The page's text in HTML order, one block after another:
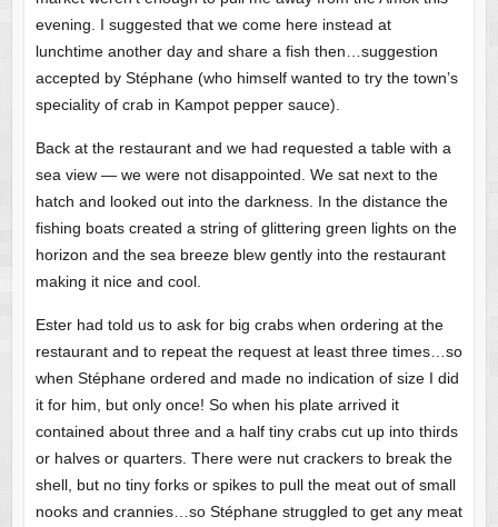
evening. I suggested that we come here instead at
lunchtime another day and share a fish then…suggestion
accepted by Stéphane (who himself wanted to try the town’s
speciality of crab in Kampot pepper sauce).
Back at the restaurant and we had requested a table with a
sea view — we were not disappointed. We sat next to the
hatch and looked out into the darkness. In the distance the
fishing boats created a string of glittering green lights on the
horizon and the sea breeze blew gently into the restaurant
making it nice and cool.
Ester had told us to ask for big crabs when ordering at the
restaurant and to repeat the request at least three times…so
when Stéphane ordered and made no indication of size I did
it for him, but only once! So when his plate arrived it
contained about three and a half tiny crabs cut up into thirds
or halves or quarters. There were nut crackers to break the
shell, but no tiny forks or spikes to pull the meat out of small
nooks and crannies…so Stéphane struggled to get any meat